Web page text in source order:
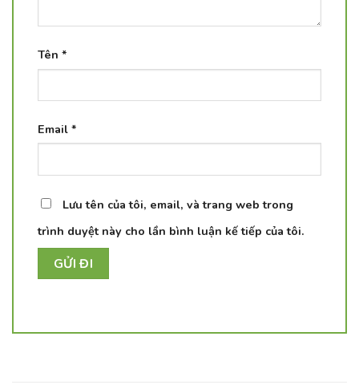
Tên *
Email *
Lưu tên của tôi, email, và trang web trong
trình duyệt này cho lần bình luận kế tiếp của tôi.